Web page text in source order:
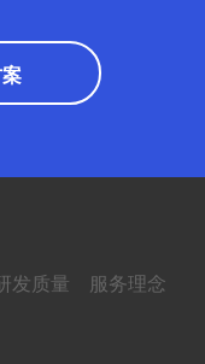
发质量
服务理念